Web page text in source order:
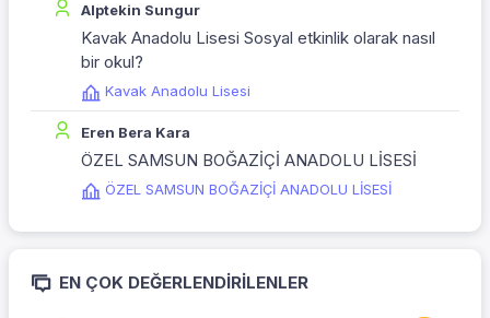
Alptekin Sungur
Kavak Anadolu Lisesi Sosyal etkinlik olarak nasıl
bir okul?
Kavak Anadolu Lisesi
Eren Bera Kara
ÖZEL SAMSUN BOĞAZİÇİ ANADOLU LİSESİ
ÖZEL SAMSUN BOĞAZİÇİ ANADOLU LİSESİ
EN ÇOK DEĞERLENDIRILENLER